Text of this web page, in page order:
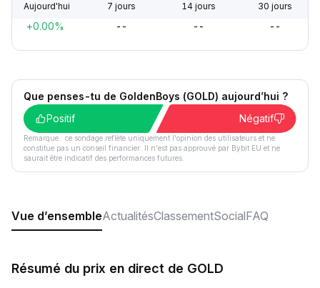
Aujourd'hui 7 jours 14 jours 30 jours
+0.00% -- -- --
Que penses-tu de GoldenBoys (GOLD) aujourd’hui ?
Positif
Négatif
Remarque : ce sondage reflète uniquement l'opinion des utilisateurs et ne
constitue pas un conseil financier. Il n'est pas approuvé par Bybit EU et ne
saurait être indicatif des performances futures.
Vue d’ensembleActualitésClassementSocialFAQ
Résumé du prix en direct de GOLD